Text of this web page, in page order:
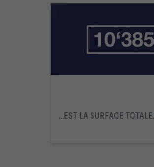
...EST LA SURFACE TOTALE.